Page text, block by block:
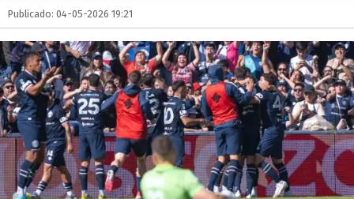
Publicado: 04-05-2026 19:21